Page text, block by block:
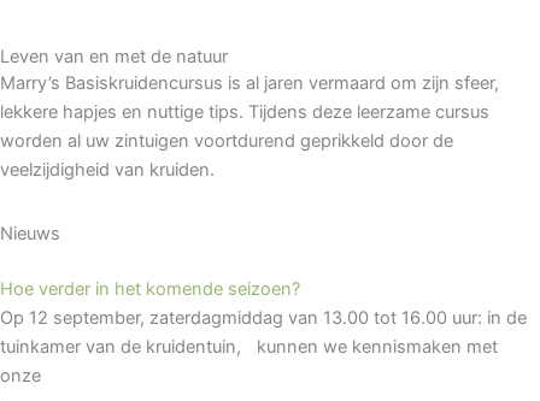
Leven van en met de natuur
Marry’s Basiskruidencursus is al jaren vermaard om zijn sfeer,
lekkere hapjes en nuttige tips. Tijdens deze leerzame cursus
worden al uw zintuigen voortdurend geprikkeld door de
veelzijdigheid van kruiden.
Nieuws
Hoe verder in het komende seizoen?
Op 12 september, zaterdagmiddag van 13.00 tot 16.00 uur: in de
tuinkamer van de kruidentuin, kunnen we kennismaken met
onze